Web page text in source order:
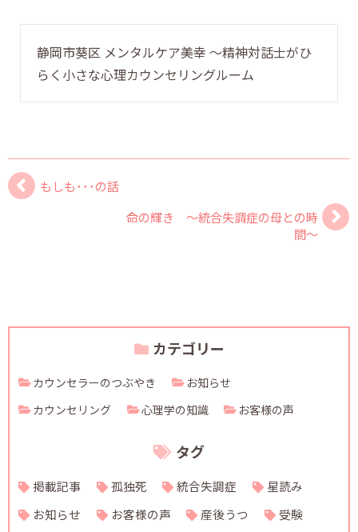
静岡市葵区 メンタルケア美幸 〜精神対話士がひ
らく小さな心理カウンセリングルーム
もしも･･･の話
命の輝き ～統合失調症の母との時
間～
カテゴリー
カウンセラーのつぶやき
お知らせ
カウンセリング
心理学の知識 お客様の声
タグ
掲載記事 孤独死 統合失調症
星読み
お知らせ
お客様の声 産後うつ
受験